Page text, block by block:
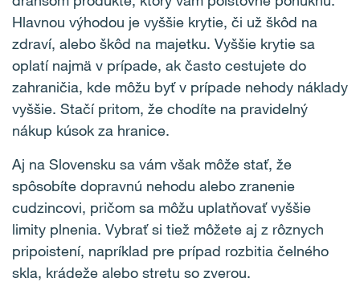
Hlavnou výhodou je vyššie krytie, či už škôd na
zdraví, alebo škôd na majetku. Vyššie krytie sa
oplatí najmä v prípade, ak často cestujete do
zahraničia, kde môžu byť v prípade nehody náklady
vyššie. Stačí pritom, že chodíte na pravidelný
nákup kúsok za hranice.
Aj na Slovensku sa vám však môže stať, že
spôsobíte dopravnú nehodu alebo zranenie
cudzincovi, pričom sa môžu uplatňovať vyššie
limity plnenia. Vybrať si tiež môžete aj z rôznych
pripoistení, napríklad pre prípad rozbitia čelného
skla, krádeže alebo stretu so zverou.